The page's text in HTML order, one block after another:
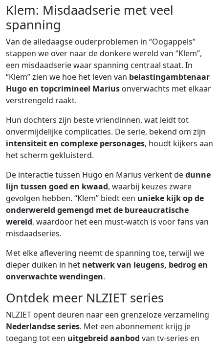
Klem: Misdaadserie met veel
spanning
Van de alledaagse ouderproblemen in “Oogappels”
stappen we over naar de donkere wereld van “Klem”,
een misdaadserie waar spanning centraal staat. In
“Klem” zien we hoe het leven van belastingambtenaar
Hugo en topcrimineel Marius onverwachts met elkaar
verstrengeld raakt.
Hun dochters zijn beste vriendinnen, wat leidt tot
onvermijdelijke complicaties. De serie, bekend om zijn
intensiteit en complexe personages, houdt kijkers aan
het scherm gekluisterd.
De interactie tussen Hugo en Marius verkent dedunne
lijn tussen goed en kwaad, waarbij keuzes zware
gevolgen hebben. “Klem” biedt een unieke kijk op de
onderwereld gemengd met de bureaucratische
wereld, waardoor het een must-watch is voor fans van
misdaadseries.
Met elke aflevering neemt de spanning toe, terwijl we
dieper duiken in het netwerk van leugens, bedrog en
onverwachte wendingen.
Ontdek meer NLZIET series
NLZIET opent deuren naar een grenzeloze verzameling
Nederlandse series. Met een abonnement krijg je
toegang tot een uitgebreid aanbod van tv-series en